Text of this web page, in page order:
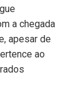
a chegada
apesar de
ao